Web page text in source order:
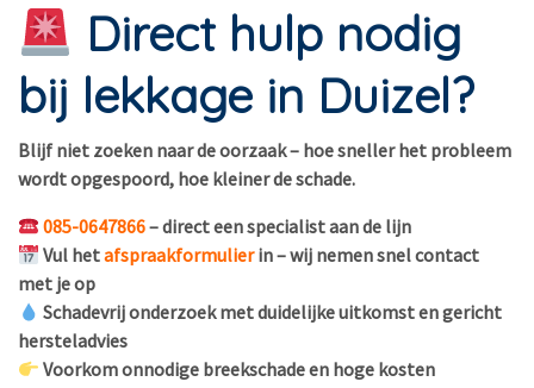
Direct hulp nodig
bij lekkage in Duizel?
Blijf niet zoeken naar de oorzaak – hoe sneller het probleem
wordt opgespoord, hoe kleiner de schade.
085-0647866– direct een specialist aan de lijn
Vul hetafspraakformulierin – wij nemen snel contact
met je op
Schadevrij onderzoek met duidelijke uitkomst en gericht
hersteladvies
Voorkom onnodige breekschade en hoge kosten